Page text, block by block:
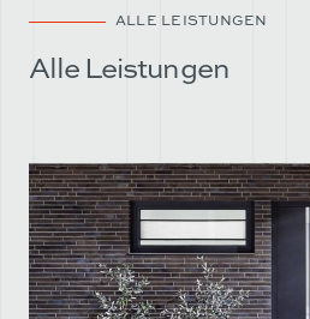
ALLE LEISTUNGEN
Alle Leistungen